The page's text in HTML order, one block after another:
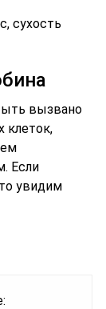
сухость
вызвано
клеток,
Если
увидим